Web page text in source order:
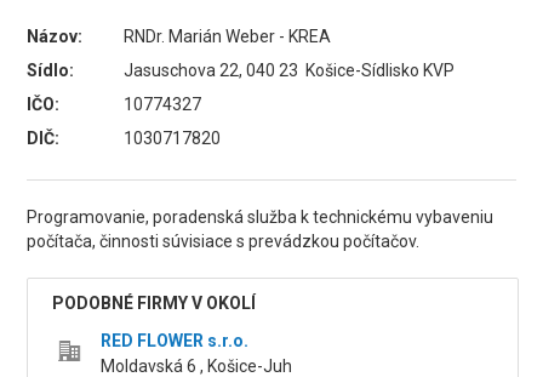
Názov:
RNDr. Marián Weber - KREA
Sídlo:
Jasuschova 22, 040 23 Košice-Sídlisko KVP
IČO:
10774327
DIČ:
1030717820
Programovanie, poradenská služba k technickému vybaveniu
počítača, činnosti súvisiace s prevádzkou počítačov.
PODOBNÉ FIRMY V OKOLÍ
RED FLOWER s.r.o.
Moldavská 6 , Košice-Juh